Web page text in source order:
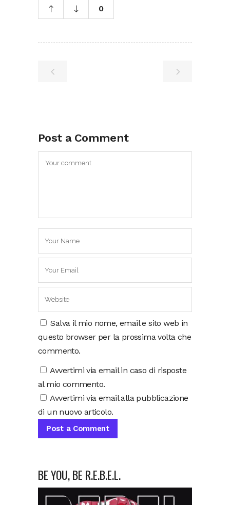
0
Post a Comment
Salva il mio nome, email e sito web in
questo browser per la prossima volta che
commento.
Avvertimi via email in caso di risposte
al mio commento.
Avvertimi via email alla pubblicazione
di un nuovo articolo.
BE YOU, BE R.E.B.E.L.